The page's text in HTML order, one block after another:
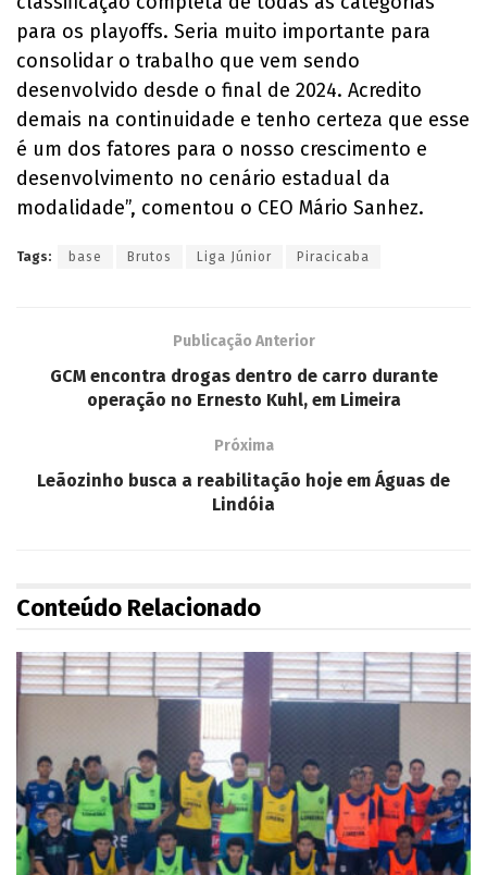
para os playoffs. Seria muito importante para
consolidar o trabalho que vem sendo
desenvolvido desde o final de 2024. Acredito
demais na continuidade e tenho certeza que esse
é um dos fatores para o nosso crescimento e
desenvolvimento no cenário estadual da
modalidade”, comentou o CEO Mário Sanhez.
Tags: base Brutos Liga Júnior Piracicaba
Publicação Anterior
GCM encontra drogas dentro de carro durante
operação no Ernesto Kuhl, em Limeira
Próxima
Leãozinho busca a reabilitação hoje em Águas de
Lindóia
Conteúdo Relacionado